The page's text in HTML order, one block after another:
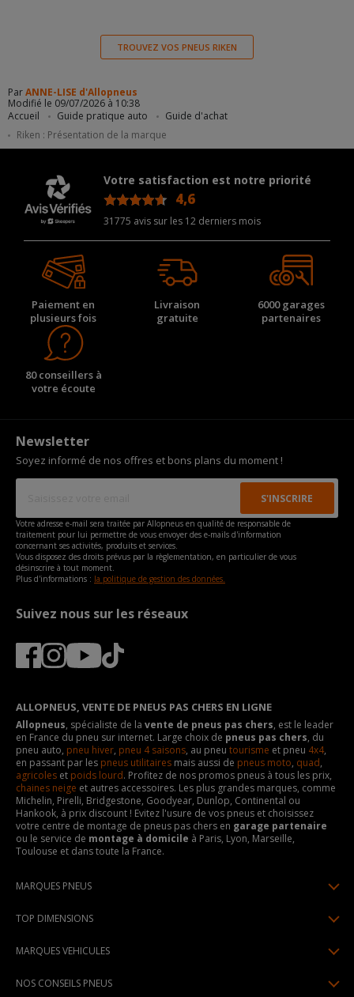
Accueil Guide pratique auto
Guide d'achat
Riken : Présentation de la marque
TROUVEZ VOS PNEUS RIKEN
ParANNE-LISE d'Allopneus
Modifié le 09/07/2026 à 10:38
Votre satisfaction est notre priorité
4,6
31775 avis sur les 12 derniers mois
Paiement en
plusieurs fois
Livraison
gratuite
6000 garages
partenaires
80 conseillers à
votre écoute
Newsletter
Soyez informé de nos offres et bons plans du moment !
Votre adresse e-mail sera traitée par Allopneus en qualité de responsable de
traitement pour lui permettre de vous envoyer des e-mails d'information
concernant ses activités, produits et services.
Vous disposez des droits prévus par la règlementation, en particulier de vous
désinscrire à tout moment.
Plus d'informations : la politique de gestion des données.
Suivez nous sur les réseaux
ALLOPNEUS, VENTE DE PNEUS PAS CHERS EN LIGNE
Allopneus, spécialiste de la vente de pneus pas chers, est le leader
en France du pneu sur internet. Large choix de pneus pas chers, du
pneu auto, pneu hiver, pneu 4 saisons, au pneu tourisme et pneu 4x4,
en passant par les pneus utilitaires mais aussi de pneus moto, quad,
agricoles et poids lourd. Profitez de nos promos pneus à tous les prix,
chaines neige et autres accessoires. Les plus grandes marques, comme
Michelin, Pirelli, Bridgestone, Goodyear, Dunlop, Continental ou
Hankook, à prix discount ! Evitez l'usure de vos pneus et choisissez
votre centre de montage de pneus pas chers en garage partenaire
ou le service de montage à domicile à Paris, Lyon, Marseille,
Toulouse et dans toute la France.
MARQUES PNEUS
Pneus Continental
TOP DIMENSIONS
195/65R15
MARQUES VEHICULES
NOS CONSEILS PNEUS